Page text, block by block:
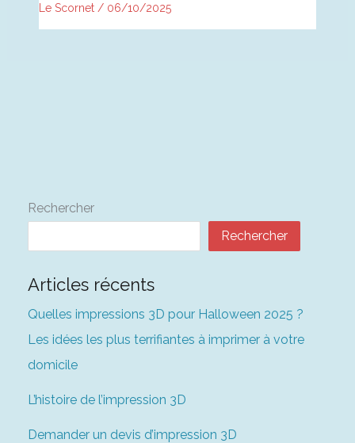
Le Scornet / 06/10/2025
Rechercher
Rechercher
Articles récents
Quelles impressions 3D pour Halloween 2025 ?
Les idées les plus terrifiantes à imprimer à votre
domicile
L’histoire de l’impression 3D
Demander un devis d’impression 3D